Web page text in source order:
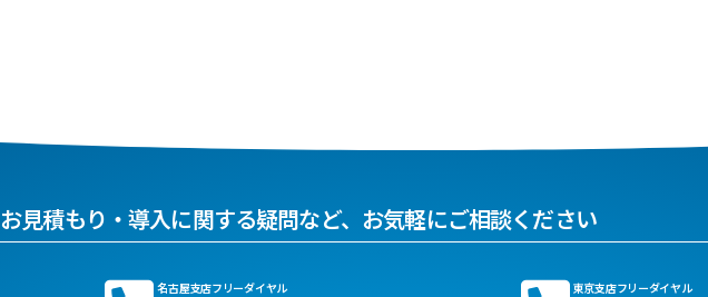
お見積もり・導入に関する疑問など、お気軽にご相談ください
名古屋支店フリーダイヤル 東京支店フリーダイヤル